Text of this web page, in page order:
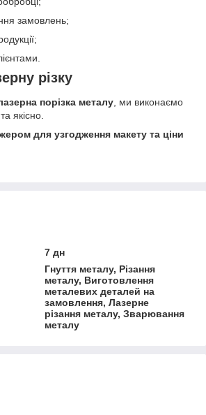
замовлень;
різку
порізка металу , ми виконаємо
якісно.
для узгодження макету та ціни
7 дн
Гнуття металу, Різання
металу, Виготовлення
металевих деталей на
замовлення, Лазерне
різання металу, Зварювання
металу